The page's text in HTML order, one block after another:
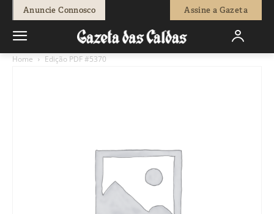
Anuncie Connosco Assine a Gazeta
Home Edição PDF #5370